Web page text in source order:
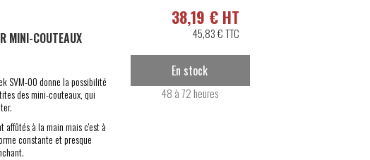
MINI-COUTEAUX
SVM-00 donne la possibilité
des mini-couteaux, qui
affûtés à la main mais c'est à
constante et presque
38,19 € HT
45,83 € TTC
En stock
48 à 72 heures